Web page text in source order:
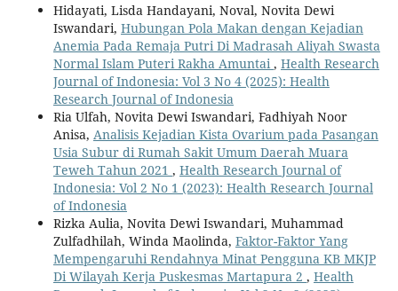
Hidayati, Lisda Handayani, Noval, Novita Dewi
Iswandari, Hubungan Pola Makan dengan Kejadian
Anemia Pada Remaja Putri Di Madrasah Aliyah Swasta
Normal Islam Puteri Rakha Amuntai, Health Research
Journal of Indonesia: Vol 3 No 4 (2025): Health
Research Journal of Indonesia
Ria Ulfah, Novita Dewi Iswandari, Fadhiyah Noor
Anisa, Analisis Kejadian Kista Ovarium pada Pasangan
Usia Subur di Rumah Sakit Umum Daerah Muara
Teweh Tahun 2021 , Health Research Journal of
Indonesia: Vol 2 No 1 (2023): Health Research Journal
of Indonesia
Rizka Aulia, Novita Dewi Iswandari, Muhammad
Zulfadhilah, Winda Maolinda, Faktor-Faktor Yang
Mempengaruhi Rendahnya Minat Pengguna KB MKJP
Di Wilayah Kerja Puskesmas Martapura 2 , Health